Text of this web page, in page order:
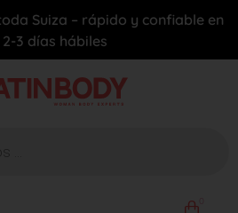
Suiza – rápido y confiable en
3 días hábiles